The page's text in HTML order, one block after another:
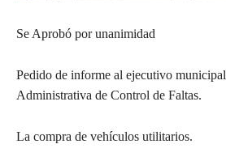
Se Aprobó por unanimidad
Pedido de informe al ejecutivo
Administrativa de Control de Faltas.
La compra de vehículos utilitarios.